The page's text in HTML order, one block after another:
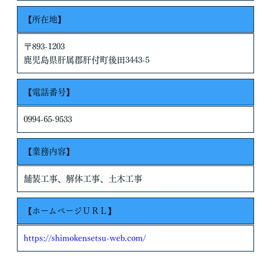
・お客さまが希望されるサービスを行なうために当社が業務を委
託する業者に対して開示する場合
・法令に基づき開示することが必要である場合
個人情報の安全対策
当社は、個人情報の正確性及び安全性確保のために、セキュリテ
ご本人の照会
お客さまがご本人の個人情報の照会・修正・削除などをご希望さ
れる場合には、ご本人であることを確認の上、対応させていただ
きます。
他規範を遵守するとともに、本ポリシーの内容を適宜見直し、そ
の改善に努めます。
【所在地】
〒893-1203
鹿児島県肝属郡肝付町後田3443-5
【電話番号】
0994-65-9533
【業務内容】
舗装工事、解体工事、土木工事
【ホームページＵＲＬ】
https://shimokensetsu-web.com/